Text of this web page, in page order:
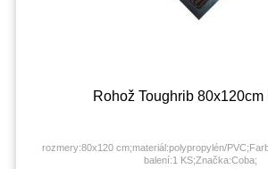
Rohož Toughrib 80x120cm
rozmery:80x120 cm;materiál:polypropylén/
balení:1 KS;Značka:Coba;